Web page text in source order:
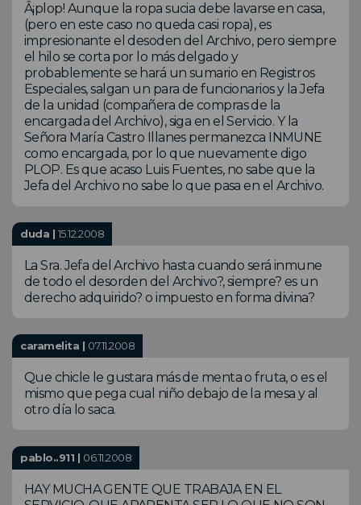
Â¡plop! Aunque la ropa sucia debe lavarse en casa,
(pero en este caso no queda casi ropa), es
impresionante el desoden del Archivo, pero siempre
el hilo se corta por lo más delgado y
probablemente se hará un sumario en Registros
Especiales, salgan un para de funcionarios y la Jefa
de la unidad (compañera de compras de la
encargada del Archivo), siga en el Servicio. Y la
Señora María Castro Illanes permanezca INMUNE
como encargada, por lo que nuevamente digo
PLOP. Es que acaso Luis Fuentes, no sabe que la
Jefa del Archivo no sabe lo que pasa en el Archivo.
duda | 15.12.2008
La Sra. Jefa del Archivo hasta cuando será inmune
de todo el desorden del Archivo?, siempre? es un
derecho adquirido? o impuesto en forma divina?
caramelita | 07.11.2008
Que chicle le gustara más de menta o fruta, o es el
mismo que pega cual niño debajo de la mesa y al
otro día lo saca.
pablo..911 | 06.11.2008
HAY MUCHA GENTE QUE TRABAJA EN EL